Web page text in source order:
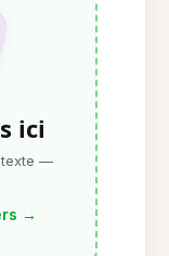
ici
texte —
→